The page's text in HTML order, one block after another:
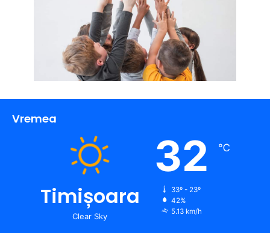
Vremea
Timișoara
Clear Sky
32 ℃
33º - 23º
42%
5.13 km/h